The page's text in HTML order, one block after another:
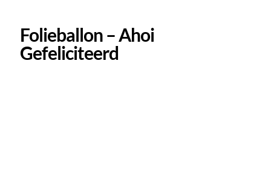
Folieballon – Ahoi
Gefeliciteerd